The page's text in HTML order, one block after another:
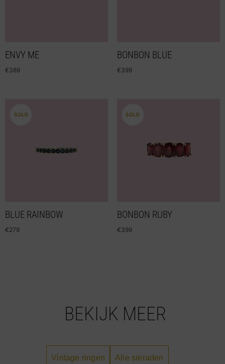
ENVY ME
€389
BONBON BLUE
€399
SOLD
BLUE RAINBOW
€279
SOLD
BONBON RUBY
€399
BEKIJK MEER
Vintage ringen Alle sieraden